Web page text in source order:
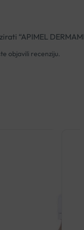
“APIMEL
objavili recenziju.